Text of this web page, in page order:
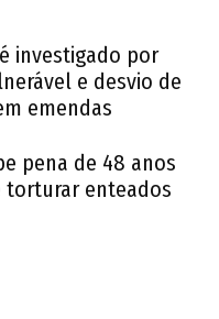
investigado por
e desvio de
emendas
pena de 48 anos
torturar enteados